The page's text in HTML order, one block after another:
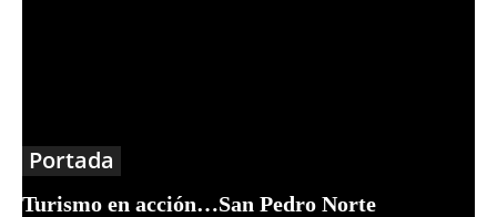
Portada
Turismo en acción…San Pedro Norte